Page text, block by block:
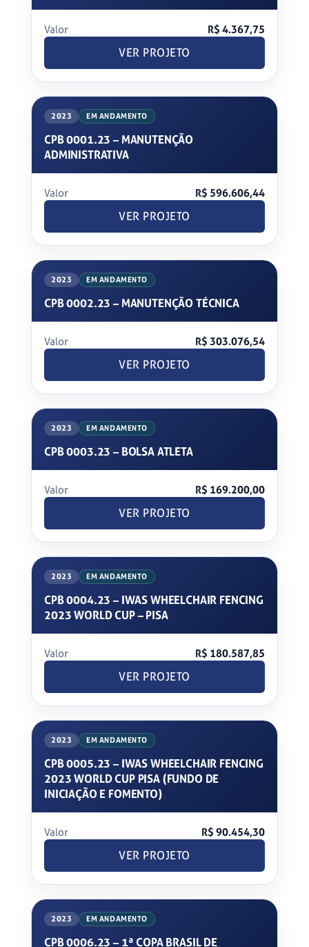
Valor
R$ 4.367,75
VER PROJETO
2023 EM ANDAMENTO
CPB 0001.23 – MANUTENÇÃO
ADMINISTRATIVA
Valor
R$ 596.606,44
VER PROJETO
2023 EM ANDAMENTO
CPB 0002.23 – MANUTENÇÃO TÉCNICA
Valor
R$ 303.076,54
VER PROJETO
2023 EM ANDAMENTO
CPB 0003.23 – BOLSA ATLETA
Valor
R$ 169.200,00
VER PROJETO
2023 EM ANDAMENTO
CPB 0004.23 – IWAS WHEELCHAIR FENCING
2023 WORLD CUP – PISA
Valor
R$ 180.587,85
VER PROJETO
2023 EM ANDAMENTO
CPB 0005.23 – IWAS WHEELCHAIR FENCING
2023 WORLD CUP PISA (FUNDO DE
INICIAÇÃO E FOMENTO)
Valor
R$ 90.454,30
VER PROJETO
2023 EM ANDAMENTO
CPB 0006.23 – 1ª COPA BRASIL DE